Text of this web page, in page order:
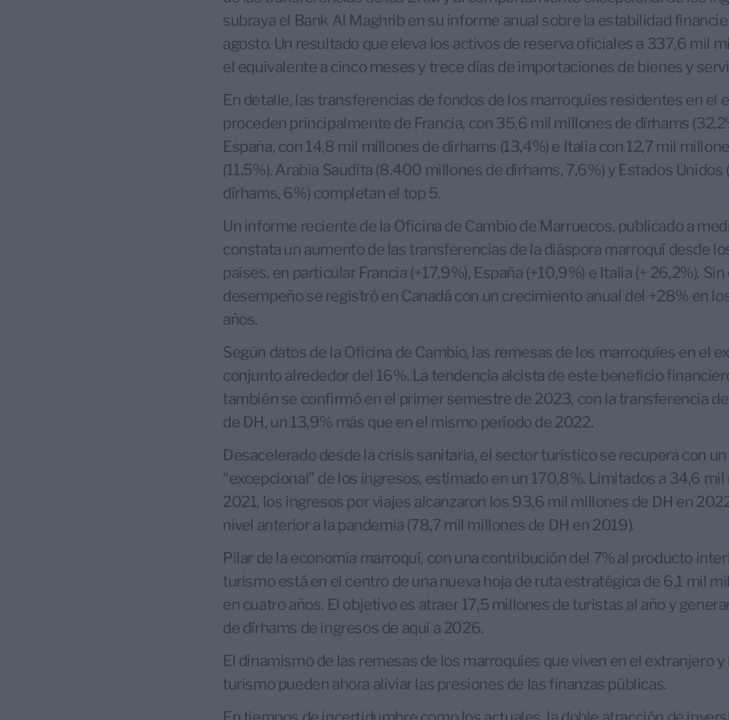
subraya el Bank Al Maghrib en su informe anual sobre la estabilidad
agosto. Un resultado que eleva los activos de reserva oficiales a 337,6 mil
el equivalente a cinco meses y trece días de importaciones de bienes y
En detalle, las transferencias de fondos de los marroquíes residentes en el
proceden principalmente de Francia, con 35,6 mil millones de dírhams
España, con 14,8 mil millones de dírhams (13,4%) e Italia con 12,7 mil
(11,5%). Arabia Saudita (8.400 millones de dírhams, 7,6%) y Estados
dírhams, 6%) completan el top 5.
Un informe reciente de la Oficina de Cambio de Marruecos, publicado a
constata un aumento de las transferencias de la diáspora marroquí desde
países, en particular Francia (+17,9%), España (+10,9%) e Italia (+ 26,2%).
desempeño se registró en Canadá con un crecimiento anual del +28% en
años.
Según datos de la Oficina de Cambio, las remesas de los marroquíes en el
conjunto alrededor del 16%. La tendencia alcista de este beneficio
también se confirmó en el primer semestre de 2023, con la transferencia
de DH, un 13,9% más que en el mismo período de 2022.
Desacelerado desde la crisis sanitaria, el sector turístico se recupera con
“excepcional” de los ingresos, estimado en un 170,8%. Limitados a 34,6
2021, los ingresos por viajes alcanzaron los 93,6 mil millones de DH en
nivel anterior a la pandemia (78,7 mil millones de DH en 2019).
Pilar de la economía marroquí, con una contribución del 7% al producto
turismo está en el centro de una nueva hoja de ruta estratégica de 6,1 mil
en cuatro años. El objetivo es atraer 17,5 millones de turistas al año y
de dírhams de ingresos de aquí a 2026.
El dinamismo de las remesas de los marroquíes que viven en el extranjero
turismo pueden ahora aliviar las presiones de las finanzas públicas.